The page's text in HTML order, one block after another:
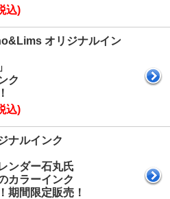
込)
オリジナルイン
ク
込)
ナルインク
ンダー石丸氏
カラーインク
期間限定販売！